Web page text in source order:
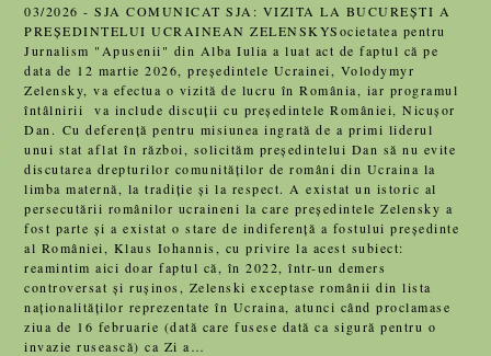
03/2026 - SJA COMUNICAT SJA: VIZITA LA BUCUREȘTI A
PREȘEDINTELUI UCRAINEAN ZELENSKYSocietatea pentru
Jurnalism "Apusenii" din Alba Iulia a luat act de faptul că pe
data de 12 martie 2026, președintele Ucrainei, Volodymyr
Zelensky, va efectua o vizită de lucru în România, iar programul
întâlnirii va include discuții cu președintele României, Nicușor
Dan. Cu deferență pentru misiunea ingrată de a primi liderul
unui stat aflat în război, solicităm președintelui Dan să nu evite
discutarea drepturilor comunităților de români din Ucraina la
limba maternă, la tradiție și la respect. A existat un istoric al
persecutării românilor ucraineni la care președintele Zelensky a
fost parte și a existat o stare de indiferență a fostului președinte
al României, Klaus Iohannis, cu privire la acest subiect:
reamintim aici doar faptul că, în 2022, într-un demers
controversat și rușinos, Zelenski exceptase românii din lista
naționalităților reprezentate în Ucraina, atunci când proclamase
ziua de 16 februarie (dată care fusese dată ca sigură pentru o
invazie rusească) ca Zi a…